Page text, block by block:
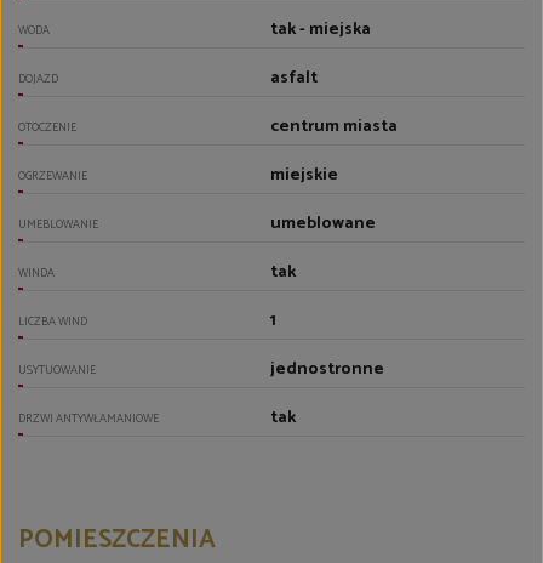
WODA tak - miejska
DOJAZD asfalt
OTOCZENIE centrum miasta
OGRZEWANIE miejskie
UMEBLOWANIE umeblowane
WINDA tak
LICZBA WIND 1
USYTUOWANIE jednostronne
DRZWI ANTYWŁAMANIOWE tak
POMIESZCZENIA